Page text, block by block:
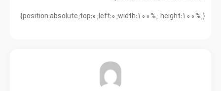
{position:absolute;top:0;left:0;width:100%; height:100%;}